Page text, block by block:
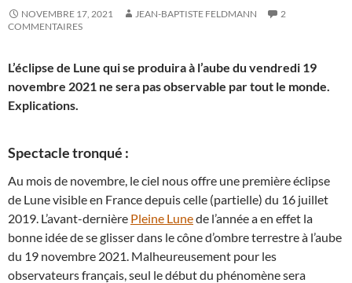
NOVEMBRE 17, 2021 JEAN-BAPTISTE FELDMANN
2
COMMENTAIRES
L’éclipse de Lune qui se produira à l’aube du vendredi 19
novembre 2021 ne sera pas observable par tout le monde.
Explications.
Spectacle tronqué :
Au mois de novembre, le ciel nous offre une première éclipse
de Lune visible en France depuis celle (partielle) du 16 juillet
2019. L’avant-dernière Pleine Lunede l’année a en effet la
bonne idée de se glisser dans le cône d’ombre terrestre à l’aube
du 19 novembre 2021. Malheureusement pour les
observateurs français, seul le début du phénomène sera